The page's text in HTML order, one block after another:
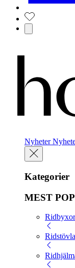
Nyheter
Kategorier
MEST